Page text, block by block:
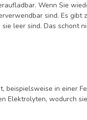
Wenn Sie
sind. Es gibt
leer sind. Das schont
in einer
Elektrolyten, wodurch